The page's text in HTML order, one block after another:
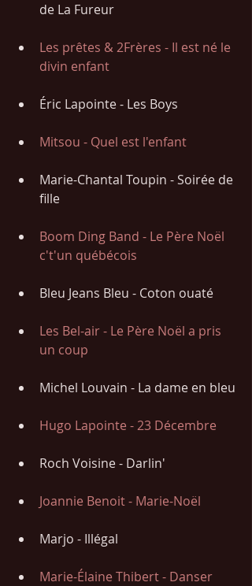
de La Fureur
Les prêtes & 2Frères - Il est né le
divin enfant
Éric Lapointe - Les Boys
Mitsou - Quel est l'enfant
Marie-Chantal Toupin - Soirée de
fille
Boom Ding Band - Le Père Noël
c't'un québécois
Bleu Jeans Bleu - Coton ouaté
Les Bel-air - Le Père Noël a pris
un coup
Michel Louvain - La dame en bleu
Hugo Lapointe - 23 Décembre
Roch Voisine - Darlin'
Joannie Benoit - Marie-Noël
Marjo - Illégal
Marie-Élaine Thibert - Danser